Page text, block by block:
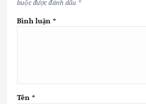
buộc được đánh dấu *
Bình luận *
Tên *